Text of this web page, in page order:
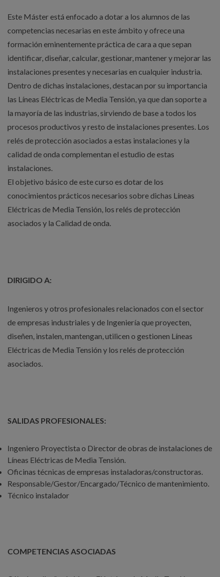
Este Máster está enfocado a dotar a los alumnos de las
competencias necesarias en este ámbito y ofrece una
formación eminentemente práctica de cara a que sepan
identificar, diseñar, calcular, gestionar, mantener y mejorar las
instalaciones presentes y necesarias en cualquier industria.
Dentro de dichas instalaciones, destacan por su importancia
las Líneas Eléctricas de Media Tensión, ya que dan soporte a
la mayoría de las industrias, sirviendo de base a todos los
procesos productivos y resto de instalaciones presentes. Los
relés de protección asociados a estas instalaciones y la
calidad de onda complementan el estudio de estas
instalaciones.
El objetivo básico de este curso es dotar de los
conocimientos prácticos necesarios sobre dichas Líneas
Eléctricas de Media Tensión, los relés de protección
asociados y la Calidad de onda.
DIRIGIDO A:
Ingenieros y otros profesionales relacionados con el sector
de empresas industriales y de Ingeniería que proyecten,
diseñen, instalen, mantengan, utilicen o gestionen Líneas
Eléctricas de Media Tensión y los relés de protección
asociados.
SALIDAS PROFESIONALES:
Ingeniero Proyectista o Director de obras de instalaciones de
Líneas Eléctricas de Media Tensión.
Oficinas técnicas de empresas instaladoras/constructoras.
Responsable/Gestor/Encargado/Técnico de mantenimiento.
Técnico instalador
COMPETENCIAS ASOCIADAS